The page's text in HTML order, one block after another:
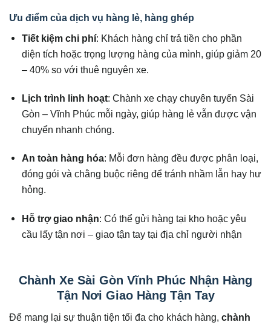
Ưu điểm của dịch vụ hàng lẻ, hàng ghép
Tiết kiệm chi phí: Khách hàng chỉ trả tiền cho phần
diện tích hoặc trọng lượng hàng của mình, giúp giảm 20
– 40% so với thuê nguyên xe.
Lịch trình linh hoạt: Chành xe chạy chuyên tuyến Sài
Gòn – Vĩnh Phúc mỗi ngày, giúp hàng lẻ vẫn được vận
chuyển nhanh chóng.
An toàn hàng hóa: Mỗi đơn hàng đều được phân loại,
đóng gói và chằng buộc riêng để tránh nhầm lẫn hay hư
hỏng.
Hỗ trợ giao nhận: Có thể gửi hàng tại kho hoặc yêu
cầu lấy tận nơi – giao tận tay tại địa chỉ người nhận
Chành Xe Sài Gòn Vĩnh Phúc Nhận Hàng
Tận Nơi Giao Hàng Tận Tay
Để mang lại sự thuận tiện tối đa cho khách hàng, chành